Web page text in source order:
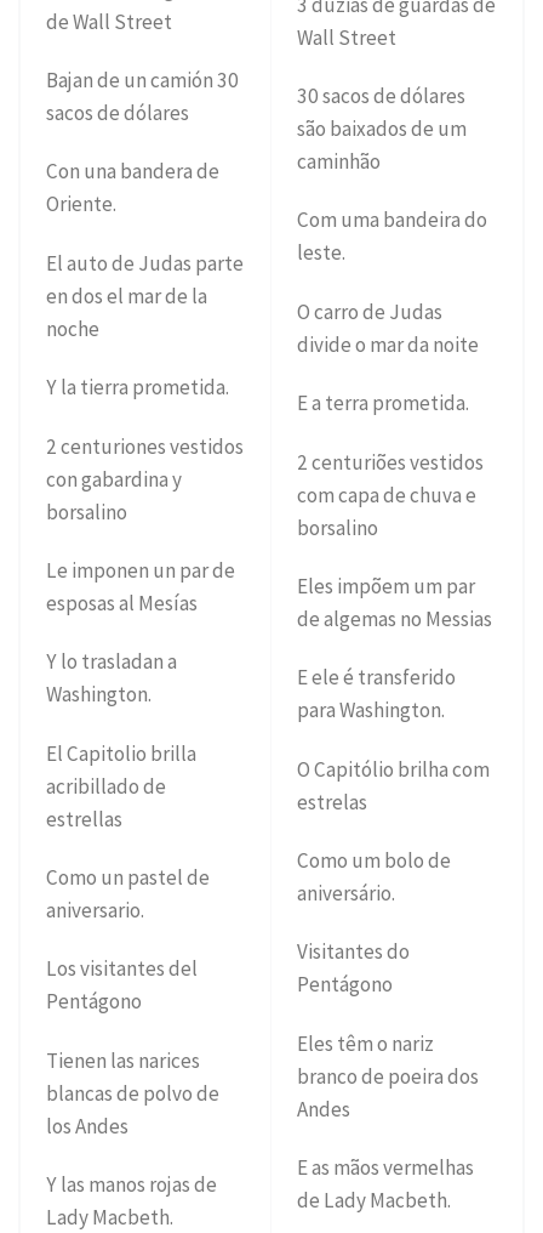
de Wall Street
Bajan de un camión 30
sacos de dólares
Con una bandera de
Oriente.
El auto de Judas parte
en dos el mar de la
noche
Y la tierra prometida.
2 centuriones vestidos
con gabardina y
borsalino
Le imponen un par de
esposas al Mesías
Y lo trasladan a
Washington.
El Capitolio brilla
acribillado de
estrellas
Como un pastel de
aniversario.
Los visitantes del
Pentágono
Tienen las narices
blancas de polvo de
los Andes
Y las manos rojas de
Lady Macbeth.
Wall Street
30 sacos de dólares
são baixados de um
caminhão
Com uma bandeira do
leste.
O carro de Judas
divide o mar da noite
E a terra prometida.
2 centuriões vestidos
com capa de chuva e
borsalino
Eles impõem um par
de algemas no Messias
E ele é transferido
para Washington.
O Capitólio brilha com
estrelas
Como um bolo de
aniversário.
Visitantes do
Pentágono
Eles têm o nariz
branco de poeira dos
Andes
E as mãos vermelhas
de Lady Macbeth.